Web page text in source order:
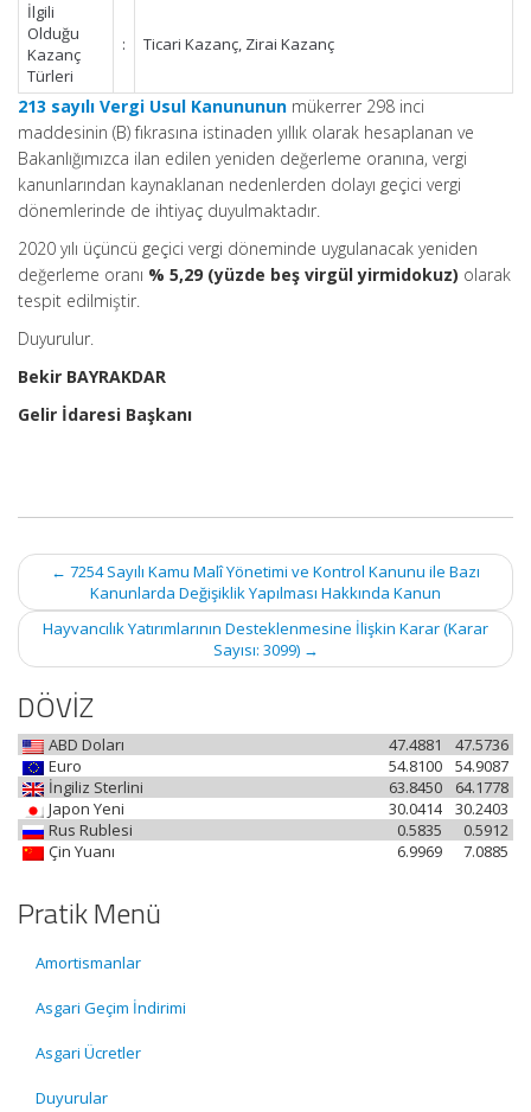
İlgili
Olduğu
Kazanç
Türleri
: Ticari Kazanç, Zirai Kazanç
213 sayılı Vergi Usul Kanununun mükerrer 298 inci
maddesinin (B) fıkrasına istinaden yıllık olarak hesaplanan ve
Bakanlığımızca ilan edilen yeniden değerleme oranına, vergi
kanunlarından kaynaklanan nedenlerden dolayı geçici vergi
dönemlerinde de ihtiyaç duyulmaktadır.
2020 yılı üçüncü geçici vergi döneminde uygulanacak yeniden
değerleme oranı % 5,29 (yüzde beş virgül yirmidokuz) olarak
tespit edilmiştir.
Duyurulur.
Bekir BAYRAKDAR
Gelir İdaresi Başkanı
Post
navigation
← 7254 Sayılı Kamu Malî Yönetimi ve Kontrol Kanunu ile Bazı
Kanunlarda Değişiklik Yapılması Hakkında Kanun
Hayvancılık Yatırımlarının Desteklenmesine İlişkin Karar (Karar
Sayısı: 3099) →
DÖVİZ
ABD Doları 47.5736
47.4881
Euro
54.9087
54.8100
İngiliz Sterlini
64.1778
63.8450
Japon Yeni
30.2403
30.0414
Rus Rublesi
0.5912
0.5835
Çin Yuanı
7.0885
6.9969
Pratik Menü
Amortismanlar
Asgari Geçim İndirimi
Asgari Ücretler
Duyurular